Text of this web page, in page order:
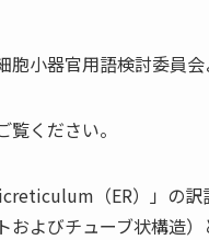
小器官用語検討委員会
ください。
（ER）」の訳
およびチューブ状構造